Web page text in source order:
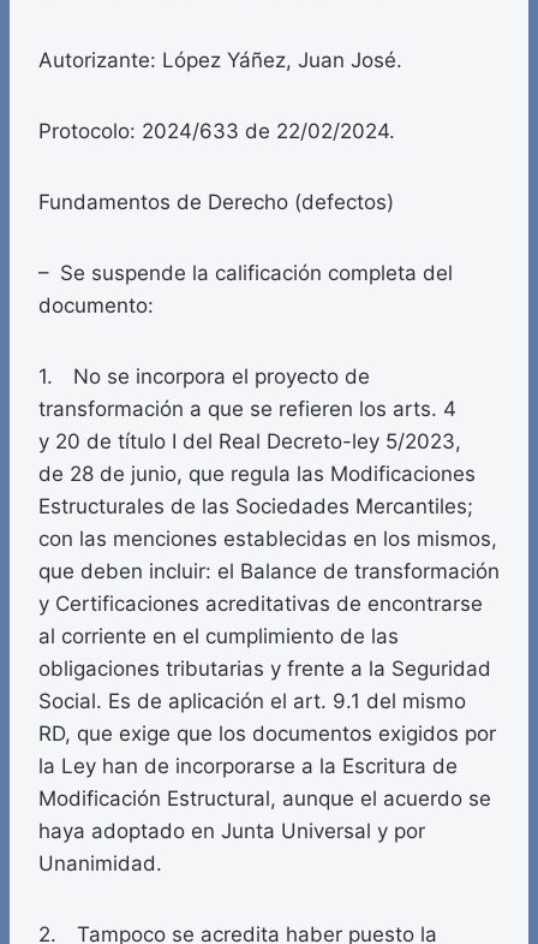
Autorizante: López Yáñez, Juan José.
Protocolo: 2024/633 de 22/02/2024.
Fundamentos de Derecho (defectos)
– Se suspende la calificación completa del
documento:
1. No se incorpora el proyecto de
transformación a que se refieren los arts. 4
y 20 de título I del Real Decreto-ley 5/2023,
de 28 de junio, que regula las Modificaciones
Estructurales de las Sociedades Mercantiles;
con las menciones establecidas en los mismos,
que deben incluir: el Balance de transformación
y Certificaciones acreditativas de encontrarse
al corriente en el cumplimiento de las
obligaciones tributarias y frente a la Seguridad
Social. Es de aplicación el art. 9.1 del mismo
RD, que exige que los documentos exigidos por
la Ley han de incorporarse a la Escritura de
Modificación Estructural, aunque el acuerdo se
haya adoptado en Junta Universal y por
Unanimidad.
2. Tampoco se acredita haber puesto la